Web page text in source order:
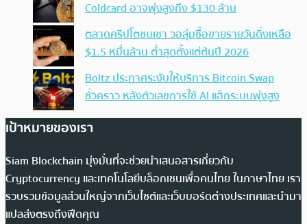
Coldcard อาจพุ่งสูงถึง $130 ล้าน
ตลาดคริปโตซบเซา วอลุ่มซื้อขายรายวันดิ่งเหลือ
$1.5 หมื่นล้าน ต่ำสุดตั้งแต่ต้นปี 2026
Boltz ประกาศระงับให้บริการ Bitcoin Swap
ชั่วคราว หลังตัวเลขการใช้ AI แฮ็กระบบพุ่งสูง
เป้าหมายของเรา
Siam Blockchain มุ่งมั่นที่จะช่วยนำเสนอสารเกี่ยวกับ
Cryptocurrency และเทคโนโลยีบล็อกเชนเพื่อคนไทย ในภาษาไทย เรา
รวบรวมข้อมูลส่วนใหญ่จากเว็บไซต์และเว็บบอร์ดต่างประเทศและนำมา
แปลส่งตรงถึงฟีดคุณ